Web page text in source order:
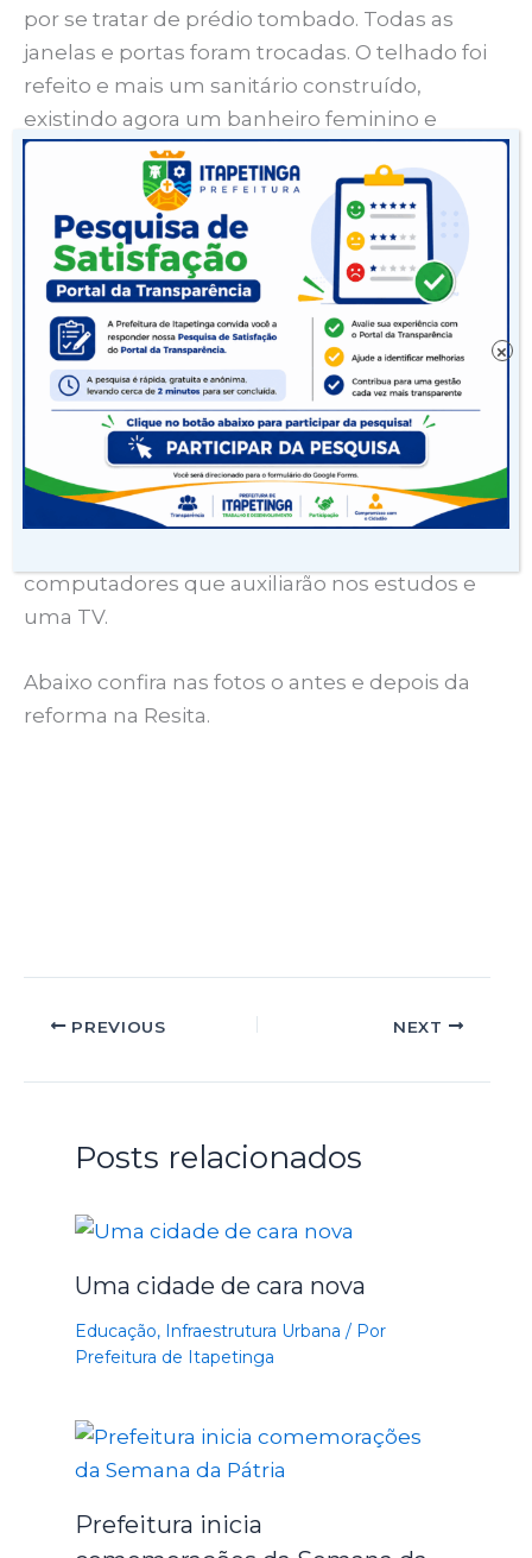
por se tratar de prédio tombado. Todas as
janelas e portas foram trocadas. O telhado foi
refeito e mais um sanitário construído,
existindo agora um banheiro feminino e
outro masculino, além da instalação do
chuveiro elétrico.
Clique aqui e confira o depoimento de
moradores e ex-moradores.
O prédio é composto por seis quartos,
cozinha, área de convivência, quintal, sala e
dois banheiros. Um destes construído na
reforma atual, separando banheiro
masculino do feminino e tendo, pela
primeira vez, chuveiro elétrico. Agora, os
computadores que auxiliarão nos estudos e
uma TV.
Abaixo confira nas fotos o antes e depois da
reforma na Resita.
PREVIOUS NEXT
Posts relacionados
Uma cidade de cara nova
Educação, Infraestrutura Urbana / Por
Prefeitura de Itapetinga
Prefeitura inicia
×